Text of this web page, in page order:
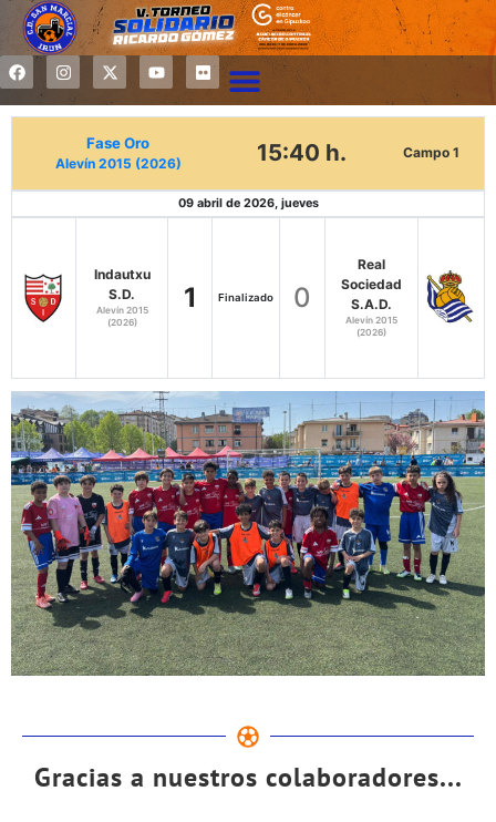
Fase Oro
Alevín 2015 (2026) 15:40 h. Campo 1
09 abril de 2026, jueves
Indautxu
S.D.
Alevín 2015
(2026)
1 Finalizado 0
Real
Sociedad
S.A.D.
Alevín 2015
(2026)
Gracias a nuestros colaboradores...